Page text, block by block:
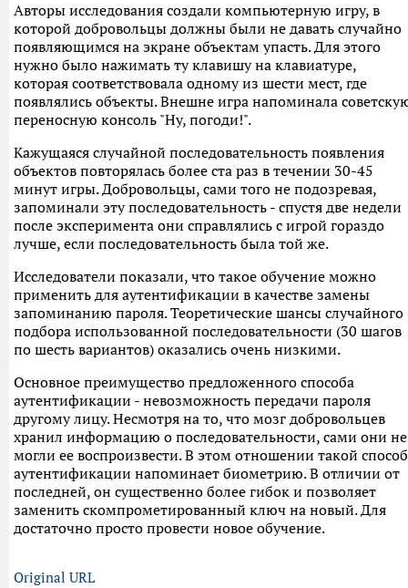
Авторы исследования создали компьютерную игру, в
которой добровольцы должны были не давать случайно
появляющимся на экране объектам упасть. Для этого
нужно было нажимать ту клавишу на клавиатуре,
которая соответствовала одному из шести мест, где
появлялись объекты. Внешне игра напоминала
переносную консоль "Ну, погоди!".
Кажущаяся случайной последовательность появления
объектов повторялась более ста раз в течении 30-45
минут игры. Добровольцы, сами того не подозревая,
запоминали эту последовательность - спустя две недели
после эксперимента они справлялись с игрой гораздо
лучше, если последовательность была той же.
Исследователи показали, что такое обучение можно
применить для аутентификации в качестве замены
запоминанию пароля. Теоретические шансы случайного
подбора использованной последовательности (30 шагов
по шесть вариантов) оказались очень низкими.
Основное преимущество предложенного способа
аутентификации - невозможность передачи пароля
другому лицу. Несмотря на то, что мозг добровольцев
хранил информацию о последовательности, сами они не
могли ее воспроизвести. В этом отношении такой способ
аутентификации напоминает биометрию. В отличии от
последней, он существенно более гибок и позволяет
заменить скомпрометированный ключ на новый. Для
достаточно просто провести новое обучение.
Original URL